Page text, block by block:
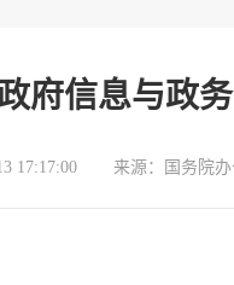
府信息与政
17:17:00 来源： 国务院